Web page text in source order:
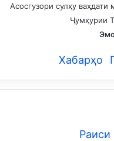
Асосгузори сулҳу
Ҷумҳурии
Хабарҳо
Раиси